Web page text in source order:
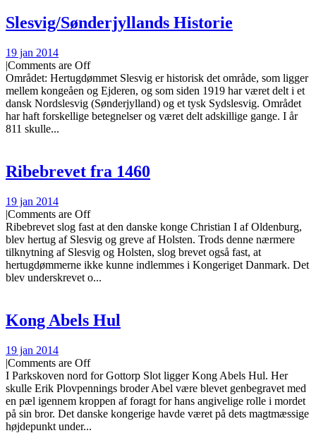
Slesvig/Sønderjyllands Historie
19 jan 2014
|Comments are Off
Området: Hertugdømmet Slesvig er historisk det område, som ligger
mellem kongeåen og Ejderen, og som siden 1919 har været delt i et
dansk Nordslesvig (Sønderjylland) og et tysk Sydslesvig. Området
har haft forskellige betegnelser og været delt adskillige gange. I år
811 skulle...
Ribebrevet fra 1460
19 jan 2014
|Comments are Off
Ribebrevet slog fast at den danske konge Christian I af Oldenburg,
blev hertug af Slesvig og greve af Holsten. Trods denne nærmere
tilknytning af Slesvig og Holsten, slog brevet også fast, at
hertugdømmerne ikke kunne indlemmes i Kongeriget Danmark. Det
blev underskrevet o...
Kong Abels Hul
19 jan 2014
|Comments are Off
I Parkskoven nord for Gottorp Slot ligger Kong Abels Hul. Her
skulle Erik Plovpennings broder Abel være blevet genbegravet med
en pæl igennem kroppen af foragt for hans angivelige rolle i mordet
på sin bror. Det danske kongerige havde været på dets magtmæssige
højdepunkt under...